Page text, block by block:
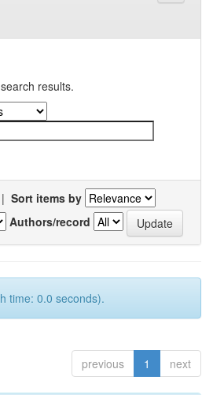
results.
| Sort items by
Authors/record
time: 0.0 seconds).
previous 1 next